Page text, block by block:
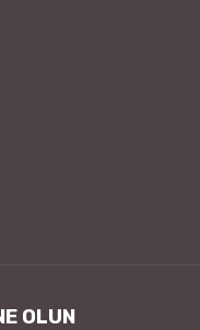
OLUN